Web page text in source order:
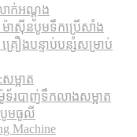
ាក់អណ្តូង
| ម៉ាស៊ីនបូមទឹកប្រើសាំង
គ្រឿងបន្ទាប់បន្សំសម្រាប់
ម្អាត
ទ័របាញ់ទឹកលាងសម្អាត
បូមធូលី
Machine